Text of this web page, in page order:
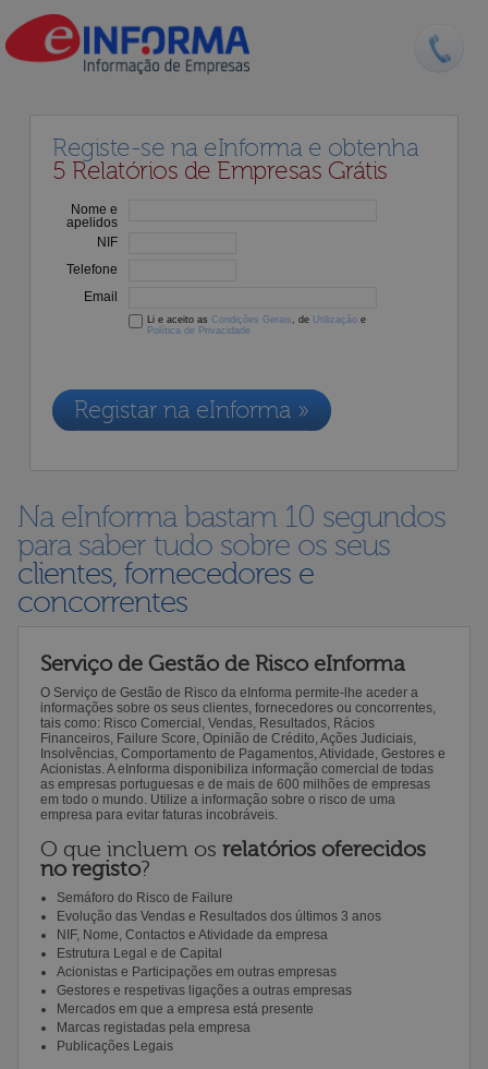
Registe-se na eInforma e obtenha
5 Relatórios de Empresas Grátis
Nome e
apelidos
NIF
Telefone
Email
Li e aceito as Condições Gerais , de Utilização e
Política de Privacidade
Registar na eInforma »
Na eInforma bastam 10 segundos
para saber tudo sobre os seus
clientes, fornecedores e
concorrentes
Serviço de Gestão de Risco eInforma
O Serviço de Gestão de Risco da eInforma permite-lhe aceder a
informações sobre os seus clientes, fornecedores ou concorrentes,
tais como: Risco Comercial, Vendas, Resultados, Rácios
Financeiros, Failure Score, Opinião de Crédito, Ações Judiciais,
Insolvências, Comportamento de Pagamentos, Atividade, Gestores e
Acionistas. A eInforma disponibiliza informação comercial de todas
as empresas portuguesas e de mais de 600 milhões de empresas
em todo o mundo. Utilize a informação sobre o risco de uma
empresa para evitar faturas incobráveis.
O que incluem os relatórios oferecidos
no registo?
Semáforo do Risco de Failure
Evolução das Vendas e Resultados dos últimos 3 anos
NIF, Nome, Contactos e Atividade da empresa
Estrutura Legal e de Capital
Acionistas e Participações em outras empresas
Gestores e respetivas ligações a outras empresas
Mercados em que a empresa está presente
Marcas registadas pela empresa
Publicações Legais